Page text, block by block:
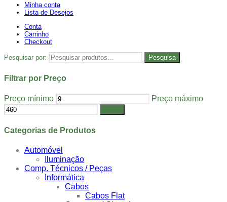
Minha conta
Lista de Desejos
Conta
Carrinho
Checkout
Pesquisar por: Pesquisa
Filtrar por Preço
Preço mínimo Preço máximo
Categorias de Produtos
Automóvel
Iluminação
Comp. Técnicos / Peças
Informática
Cabos
Cabos Flat